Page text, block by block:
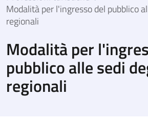
Modalità per l'ingresso del pubblico
regionali
Modalità per
pubblico alle sedi
regionali